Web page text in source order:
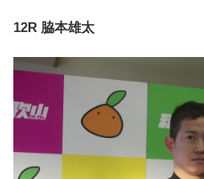
12R 脇本雄太